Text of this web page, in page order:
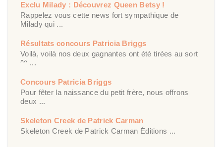
Exclu Milady : Découvrez Queen Betsy !
Rappelez vous cette news fort sympathique de
Milady qui ...
Résultats concours Patricia Briggs
Voilà, voilà nos deux gagnantes ont été tirées au sort
^^ ...
Concours Patricia Briggs
Pour fêter la naissance du petit frère, nous offrons
deux ...
Skeleton Creek de Patrick Carman
Skeleton Creek de Patrick Carman Éditions ...